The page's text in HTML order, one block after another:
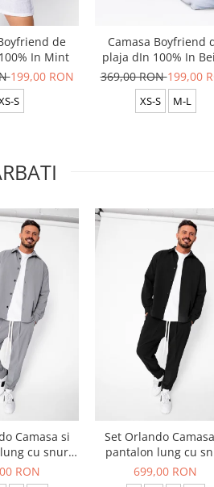
de
In Mint
199,00 RON
S
Camasa Boyfriend
plaja dIn 100% In
369,00 RON199,00
XS-S M-L
Camasa si
cu snur
Grey
RON
Set Orlando
pantalon lung cu
Premium Black
699,00 RON